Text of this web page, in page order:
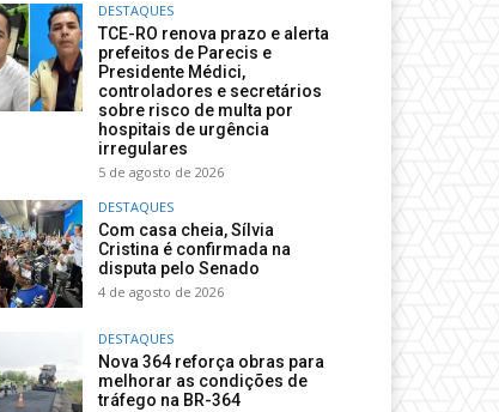
DESTAQUES
TCE-RO renova prazo e alerta
prefeitos de Parecis e
Presidente Médici,
controladores e secretários
sobre risco de multa por
hospitais de urgência
irregulares
5 de agosto de 2026
DESTAQUES
Com casa cheia, Sílvia
Cristina é confirmada na
disputa pelo Senado
4 de agosto de 2026
DESTAQUES
Nova 364 reforça obras para
melhorar as condições de
tráfego na BR-364